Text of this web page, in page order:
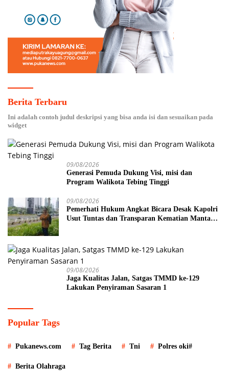
Berita Terbaru
Ini adalah contoh judul deskripsi yang bisa anda isi dan sesuaikan pada
widget
09/08/2026
Generasi Pemuda Dukung Visi, misi dan
Program Walikota Tebing Tinggi
09/08/2026
Pemerhati Hukum Angkat Bicara Desak Kapolri
Usut Tuntas dan Transparan Kematian Mantan
09/08/2026
Jaga Kualitas Jalan, Satgas TMMD ke-129
Lakukan Penyiraman Sasaran 1
Popular Tags
Pukanews.com Tag Berita Tni Polres oki#
Berita Olahraga